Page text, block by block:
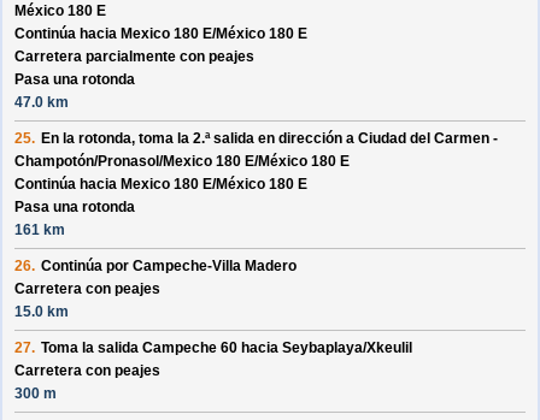
México 180 E
Continúa hacia Mexico 180 E/México 180 E
Carretera parcialmente con peajes
Pasa una rotonda
47.0 km
25. En la rotonda, toma la 2.ªsalida en dirección a Ciudad del Carmen -
Champotón/Pronasol/Mexico 180 E/México 180 E
Continúa hacia Mexico 180 E/México 180 E
Pasa una rotonda
161 km
26. Continúa por Campeche-Villa Madero
Carretera con peajes
15.0 km
27. Toma la salida Campeche 60 hacia Seybaplaya/Xkeulil
Carretera con peajes
300 m